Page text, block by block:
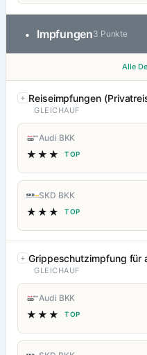
• Impfungen3 Punkte
Alle
Reiseimpfungen
GLEICHAUF
Audi BKK
★★★ TOP
SKD BKK
★★★ TOP
Grippeschutzimpfung für
GLEICHAUF
Audi BKK
★★★ TOP